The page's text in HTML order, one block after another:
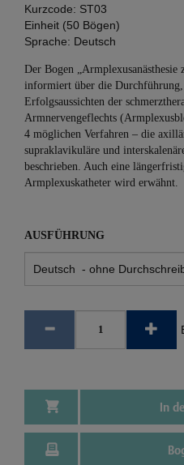
Kurzcode: ST03
Einheit (50 Bögen)
Sprache: Deutsch
Der Bogen
informiert über die
Erfolgsaussichten der
Armnervengeflechts
4 möglichen Verfahren – die
supraklavikuläre und
beschrieben. Auch eine
Armplexuskatheter wird erwähnt.
AUSFÜHRUNG
In